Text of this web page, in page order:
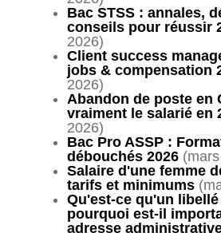
Bac STSS : annales,
conseils pour réussir
2026)
Client success
jobs & compensation
2026)
Abandon de poste en
vraiment le salarié en
2026)
Bac Pro ASSP :
débouchés 2026
Salaire d'une femme
tarifs et minimums
Qu'est-ce qu'un
pourquoi est-il
adresse